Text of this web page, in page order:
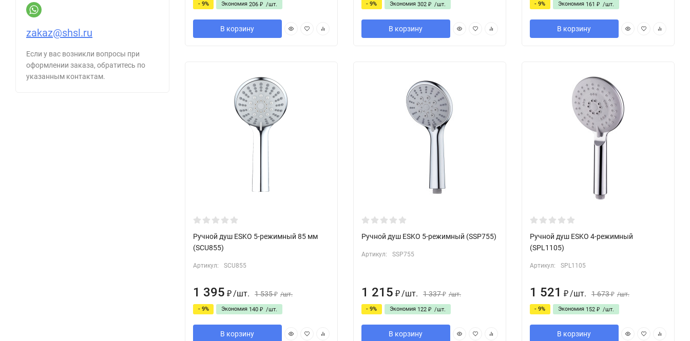
zakaz@shsl.ru
Если у вас возникли вопросы при
оформлении заказа, обратитесь по
указанным контактам.
- 9% Экономия 206 ₽ /шт.
В корзину
- 9% Экономия 302 ₽ /шт.
В корзину
- 9% Экономия 161 ₽ /шт.
В корзину
Ручной душ ESKO 5-режимный 85 мм
(SCU855)
Артикул: SCU855
1 395 ₽ /шт. 1 535 ₽ /шт.
- 9% Экономия 140 ₽ /шт.
В корзину
Ручной душ ESKO 5-режимный (SSP755)
Артикул: SSP755
1 215 ₽ /шт. 1 337 ₽ /шт.
- 9% Экономия 122 ₽ /шт.
В корзину
Ручной душ ESKO 4-режимный
(SPL1105)
Артикул: SPL1105
1 521 ₽ /шт. 1 673 ₽ /шт.
- 9% Экономия 152 ₽ /шт.
В корзину